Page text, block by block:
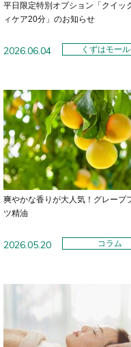
平日限定特別オプション「クイッ
ィケア20分」のお知らせ
2026.06.04 くずはモー
爽やかな香りが大人気！グレープ
ツ精油
2026.05.20 コラム